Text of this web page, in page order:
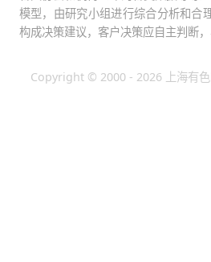
模型，由研究小组进行综合分析和合
构成决策建议，客户决策应自主判断，
Copyright © 2000 - 2026 上海有